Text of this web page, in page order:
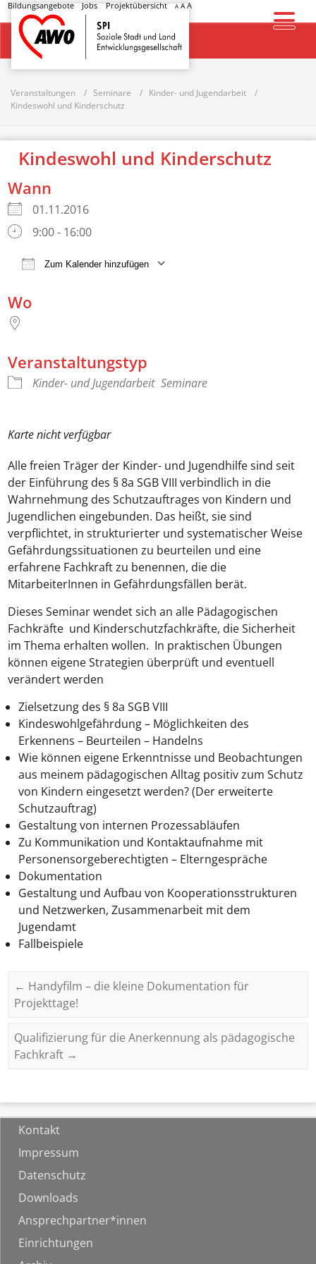
Bildungsangebote Jobs Projektübersicht A AA
Startseite
Veranstaltungen Seminare
Kinder- und Jugendarbeit
Kindeswohl und Kinderschutz
Kindeswohl und Kinderschutz
Wann
01.11.2016
9:00 - 16:00
Zum Kalender hinzufügen
Wo
Veranstaltungstyp
Kinder- und Jugendarbeit Seminare
Karte nicht verfügbar
Alle freien Träger der Kinder- und Jugendhilfe sind seit
der Einführung des § 8a SGB VIII verbindlich in die
Wahrnehmung des Schutzauftrages von Kindern und
Jugendlichen eingebunden. Das heißt, sie sind
verpflichtet, in strukturierter und systematischer Weise
Gefährdungssituationen zu beurteilen und eine
erfahrene Fachkraft zu benennen, die die
MitarbeiterInnen in Gefährdungsfällen berät.
Dieses Seminar wendet sich an alle Pädagogischen
Fachkräfte und Kinderschutzfachkräfte, die Sicherheit
im Thema erhalten wollen. In praktischen Übungen
können eigene Strategien überprüft und eventuell
verändert werden
Zielsetzung des § 8a SGB VIII
Kindeswohlgefährdung – Möglichkeiten des
Erkennens – Beurteilen – Handelns
Wie können eigene Erkenntnisse und Beobachtungen
aus meinem pädagogischen Alltag positiv zum Schutz
von Kindern eingesetzt werden? (Der erweiterte
Schutzauftrag)
Gestaltung von internen Prozessabläufen
Zu Kommunikation und Kontaktaufnahme mit
Personensorgeberechtigten – Elterngespräche
Dokumentation
Gestaltung und Aufbau von Kooperationsstrukturen
und Netzwerken, Zusammenarbeit mit dem
Jugendamt
Fallbeispiele
← Handyfilm – die kleine Dokumentation für
Projekttage!
Qualifizierung für die Anerkennung als pädagogische
Fachkraft →
Kontakt
Impressum
Datenschutz
Downloads
Ansprechpartner*innen
Einrichtungen